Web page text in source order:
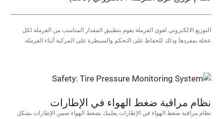
التوزيع الالكتروني لقوى الفرملة يقوم بتطبيق المقدار المناسب من الفرملة لكل
عجلة بمفردها وذلك للحفاظ على التحكم والسيطرة على المركبة أثناء الفرملة.
نظام مراقبة ضغط الهواء في الإطارات
نظام مراقبة ضغط الهواء في الإطارات يعلمك بضغط الهواء ضمن الإطارات بشكل